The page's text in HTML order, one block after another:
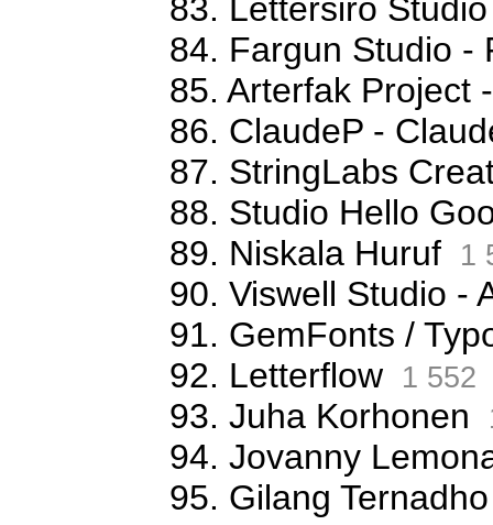
83. Lettersiro
84. Fargun Studio -
85. Arterfak Project
86. ClaudeP -
87. StringLabs
88. Studio Hello
89. Niskala Huruf
1
90. Viswell Studio -
91. GemFonts /
92. Letterflow
1 552
93. Juha Korhonen
94. Jovanny
95. Gilang Ternadho